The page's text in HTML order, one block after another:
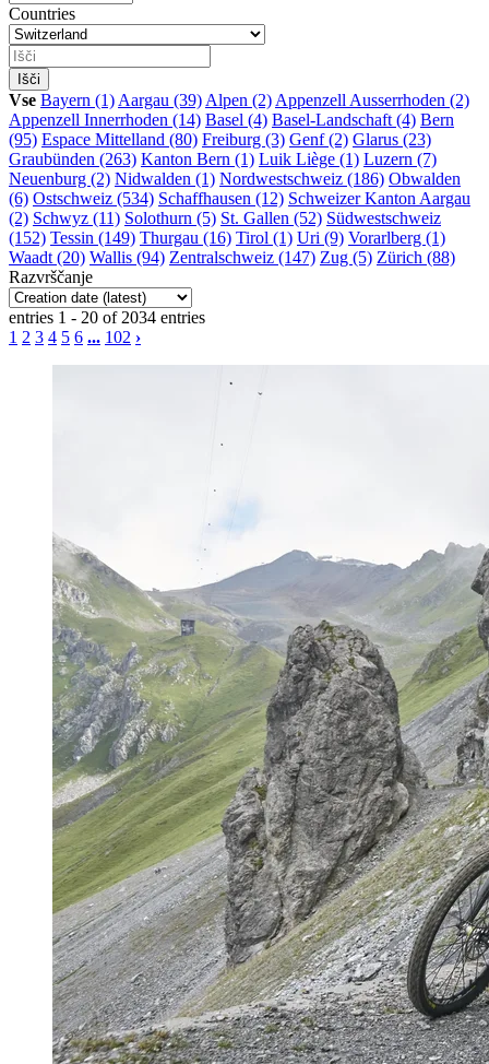
Countries
Vse Bayern (1) Aargau (39) Alpen (2) Appenzell Ausserrhoden (2)
Appenzell Innerrhoden (14) Basel (4) Basel-Landschaft (4) Bern
(95) Espace Mittelland (80) Freiburg (3) Genf (2) Glarus (23)
Graubünden (263) Kanton Bern (1) Luik Liège (1) Luzern (7)
Neuenburg (2) Nidwalden (1) Nordwestschweiz (186) Obwalden
(6) Ostschweiz (534) Schaffhausen (12) Schweizer Kanton Aargau
(2) Schwyz (11) Solothurn (5) St. Gallen (52) Südwestschweiz
(152) Tessin (149) Thurgau (16) Tirol (1) Uri (9) Vorarlberg (1)
Waadt (20) Wallis (94) Zentralschweiz (147) Zug (5) Zürich (88)
Razvrščanje
entries 1 - 20 of 2034 entries
1 2 3 4 5 6 ... 102 ›